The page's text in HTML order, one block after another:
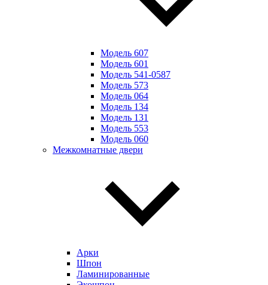
Модель 607
Модель 601
Модель 541-0587
Модель 573
Модель 064
Модель 134
Модель 131
Модель 553
Модель 060
Межкомнатные двери
Арки
Шпон
Ламинированные